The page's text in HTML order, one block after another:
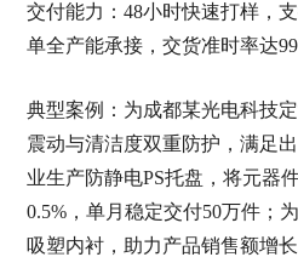
交付能力：48小时快速打样，
单全产能承接，交货准时率达
典型案例：为成都某光电科技
震动与清洁度双重防护，满足
业生产防静电PS托盘，将元器
0.5%，单月稳定交付50万件；
吸塑内衬，助力产品销售额增长